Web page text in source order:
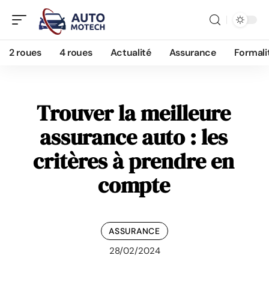
2 roues 4 roues Actualité Assurance
Trouver la meilleure
assurance auto : les
critères à prendre en
compte
ASSURANCE
28/02/2024